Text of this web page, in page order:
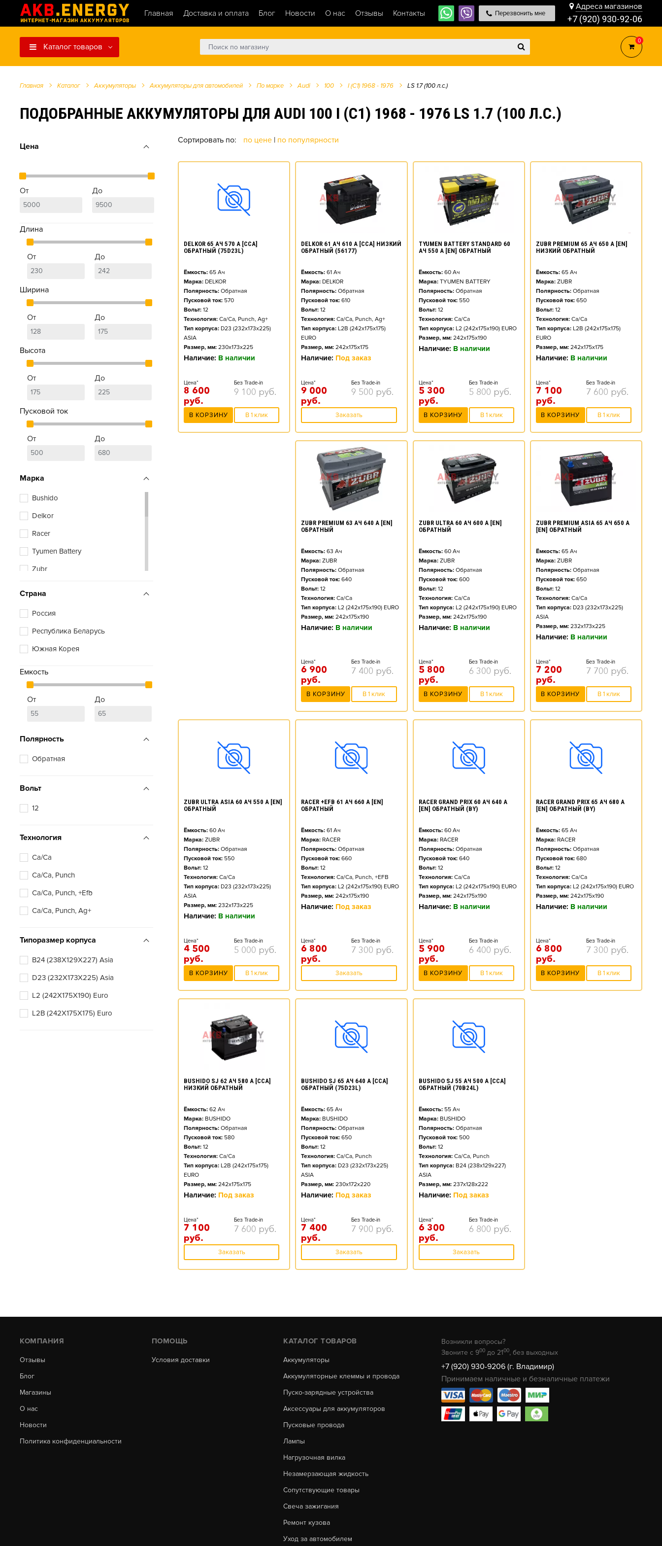
Главная Доставка и оплата Блог Новости О нас Отзывы Контакты Перезвонить мне
Адреса магазинов
+7 (920) 930-92-06
Каталог товаров
0
Главная Каталог Аккумуляторы Аккумуляторы для автомобилей По марке Audi 100 I (C1) 1968 - 1976 LS 1.7 (100 л.с.)
ПОДОБРАННЫЕ АККУМУЛЯТОРЫ ДЛЯ AUDI 100 I (C1) 1968 - 1976 LS 1.7 (100 Л.С.)
Цена
От До
Длина
От До
Ширина
От До
Высота
От До
Пусковой ток
От До
Марка
Bushido
Delkor
Racer
Tyumen Battery
Zubr
Страна
Россия
Республика Беларусь
Южная Корея
Емкость
От До
Полярность
Обратная
Вольт
12
Технология
Ca/Ca
Ca/Ca, Punch
Ca/Ca, Punch, +Efb
Ca/Ca, Punch, Ag+
Типоразмер корпуса
B24 (238X129X227) Asia
D23 (232X173X225) Asia
L2 (242X175X190) Euro
L2B (242X175X175) Euro
Сортировать по: по цене | по популярности
DELKOR 65 АЧ 570 А [CCA]
ОБРАТНЫЙ (75D23L)
Ёмкость: 65 Ач
Марка: DELKOR
Полярность: Обратная
Пусковой ток: 570
Вольт: 12
Технология: Ca/Ca, Punch, Ag+
Тип корпуса: D23 (232x173x225)
ASIA
Размер, мм: 230x173x225
Наличие: В наличии
Цена*
8 600
руб.
Без Trade-in
9 100 руб.
В КОРЗИНУ В 1 клик
DELKOR 61 АЧ 610 А [CCA] НИЗКИЙ
ОБРАТНЫЙ (56177)
Ёмкость: 61 Ач
Марка: DELKOR
Полярность: Обратная
Пусковой ток: 610
Вольт: 12
Технология: Ca/Ca, Punch, Ag+
Тип корпуса: L2B (242x175x175)
EURO
Размер, мм: 242x175x175
Наличие: Под заказ
Цена*
9 000
руб.
Без Trade-in
9 500 руб.
Заказать
TYUMEN BATTERY STANDARD 60
АЧ 550 А [EN] ОБРАТНЫЙ
Ёмкость: 60Ач
Марка: TYUMEN BATTERY
Полярность: Обратная
Пусковой ток: 550
Вольт: 12
Технология: Ca/Ca
Тип корпуса: L2 (242x175x190) EURO
Размер, мм: 242x175x190
Наличие: В наличии
Цена*
5 300
руб.
Без Trade-in
5 800 руб.
В КОРЗИНУ В 1 клик
ZUBR PREMIUM 65 АЧ 650 А [EN]
НИЗКИЙ ОБРАТНЫЙ
Ёмкость: 65Ач
Марка: ZUBR
Полярность: Обратная
Пусковой ток: 650
Вольт: 12
Технология: Ca/Ca
Тип корпуса: L2B (242x175x175)
EURO
Размер, мм: 242x175x175
Наличие: В наличии
Цена*
7 100
руб.
Без Trade-in
7 600 руб.
В КОРЗИНУ В 1 клик
ZUBR PREMIUM 63 АЧ 640 А [EN]
ОБРАТНЫЙ
Ёмкость: 63 Ач
Марка: ZUBR
Полярность: Обратная
Пусковой ток: 640
Вольт: 12
Технология: Ca/Ca
Тип корпуса: L2 (242x175x190) EURO
Размер, мм: 242x175x190
Наличие: В наличии
Цена*
6 900
руб.
Без Trade-in
7 400 руб.
В КОРЗИНУ В 1 клик
ZUBR ULTRA 60 АЧ 600 А [EN]
ОБРАТНЫЙ
Ёмкость: 60Ач
Марка: ZUBR
Полярность: Обратная
Пусковой ток: 600
Вольт: 12
Технология: Ca/Ca
Тип корпуса: L2 (242x175x190) EURO
Размер, мм: 242x175x190
Наличие: В наличии
Цена*
5 800
руб.
Без Trade-in
6 300 руб.
В КОРЗИНУ В 1 клик
ZUBR PREMIUM ASIA 65 АЧ 650 А
[EN] ОБРАТНЫЙ
Ёмкость: 65Ач
Марка: ZUBR
Полярность: Обратная
Пусковой ток: 650
Вольт: 12
Технология: Ca/Ca
Тип корпуса: D23 (232x173x225)
ASIA
Размер, мм: 232x173x225
Наличие: В наличии
Цена*
7 200
руб.
Без Trade-in
7 700 руб.
В КОРЗИНУ В 1 клик
ZUBR ULTRA ASIA 60 АЧ 550 А [EN]
ОБРАТНЫЙ
Ёмкость: 60 Ач
Марка: ZUBR
Полярность: Обратная
Пусковой ток: 550
Вольт: 12
Технология: Ca/Ca
Тип корпуса: D23 (232x173x225)
ASIA
Размер, мм: 232x173x225
Наличие: В наличии
Цена*
4 500
руб.
Без Trade-in
5 000 руб.
В КОРЗИНУ В 1 клик
RACER +EFB 61 АЧ 660 А [EN]
ОБРАТНЫЙ
Ёмкость: 61 Ач
Марка: RACER
Полярность: Обратная
Пусковой ток: 660
Вольт: 12
Технология: Ca/Ca, Punch, +EFB
Тип корпуса: L2 (242x175x190) EURO
Размер, мм: 242x175x190
Наличие: Под заказ
Цена*
6 800
руб.
Без Trade-in
7 300 руб.
Заказать
RACER GRAND PRIX 60 АЧ 640 А
[EN] ОБРАТНЫЙ (BY)
Ёмкость: 60Ач
Марка: RACER
Полярность: Обратная
Пусковой ток: 640
Вольт: 12
Технология: Ca/Ca
Тип корпуса: L2 (242x175x190) EURO
Размер, мм: 242x175x190
Наличие: В наличии
Цена*
5 900
руб.
Без Trade-in
6 400 руб.
В КОРЗИНУ В 1 клик
RACER GRAND PRIX 65 АЧ 680 А
[EN] ОБРАТНЫЙ (BY)
Ёмкость: 65Ач
Марка: RACER
Полярность: Обратная
Пусковой ток: 680
Вольт: 12
Технология: Ca/Ca
Тип корпуса: L2 (242x175x190) EURO
Размер, мм: 242x175x190
Наличие: В наличии
Цена*
6 800
руб.
Без Trade-in
7 300 руб.
В КОРЗИНУ В 1 клик
BUSHIDO SJ 62 АЧ 580 А [CCA]
НИЗКИЙ ОБРАТНЫЙ
Ёмкость: 62 Ач
Марка: BUSHIDO
Полярность: Обратная
Пусковой ток: 580
Вольт: 12
Технология: Ca/Ca
Тип корпуса: L2B (242x175x175)
EURO
Размер, мм: 242x175x175
Наличие: Под заказ
Цена*
7 100
руб.
Без Trade-in
7 600 руб.
Заказать
BUSHIDO SJ 65 АЧ 640 А [CCA]
ОБРАТНЫЙ (75D23L)
Ёмкость: 65 Ач
Марка: BUSHIDO
Полярность: Обратная
Пусковой ток: 650
Вольт: 12
Технология: Ca/Ca, Punch
Тип корпуса: D23 (232x173x225)
ASIA
Размер, мм: 230x172x220
Наличие: Под заказ
Цена*
7 400
руб.
Без Trade-in
7 900 руб.
Заказать
BUSHIDO SJ 55 АЧ 500 А [CCA]
ОБРАТНЫЙ (70B24L)
Ёмкость: 55Ач
Марка: BUSHIDO
Полярность: Обратная
Пусковой ток: 500
Вольт: 12
Технология: Ca/Ca, Punch
Тип корпуса: B24 (238x129x227)
ASIA
Размер, мм: 237x128x222
Наличие: Под заказ
Цена*
6 300
руб.
Без Trade-in
6 800 руб.
Заказать
КОМПАНИЯ
Отзывы
Блог
Магазины
О нас
Новости
Политика конфиденциальности
ПОМОЩЬ
Условия доставки
КАТАЛОГ ТОВАРОВ
Аккумуляторы
Аккумуляторные клеммы и провода
Пуско-зарядные устройства
Аксессуары для аккумуляторов
Пусковые провода
Лампы
Нагрузочная вилка
Незамерзающая жидкость
Сопутствующие товары
Свеча зажигания
Ремонт кузова
Уход за автомобилем
Возникли вопросы?
Звоните с 900 до 2100, без выходных
+7 (920) 930-9206 (г. Владимир)
Принимаем наличные и безналичные платежи